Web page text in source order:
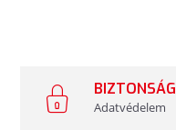
BIZTONSÁG
Adatvédelem